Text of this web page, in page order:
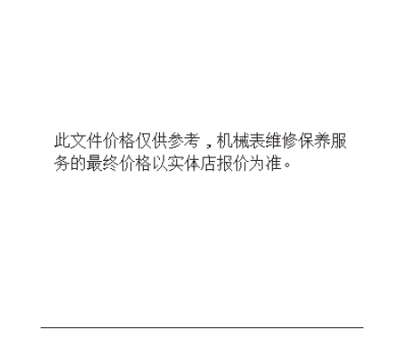
此文件价格仅供参考，机械表维修保养服
务的最终价格以实体店报价为准。